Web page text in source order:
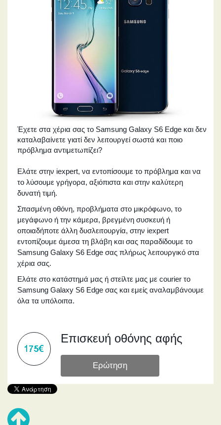
Έχετε στα χέρια σας το Samsung Galaxy S6 Edge και δεν
καταλαβαίνετε γιατί δεν λειτουργεί σωστά και ποιο
πρόβλημα αντιμετωπίζει?
Ελάτε στην iexpert, να εντοπίσουμε το πρόβλημα και να
το λύσουμε γρήγορα, αξιόπιστα και στην καλύτερη
δυνατή τιμή.
Σπασμένη οθόνη, προβλήματα στο μικρόφωνο, το
μεγάφωνο ή την κάμερα, βρεγμένη συσκευή ή
οποιαδήποτε άλλη δυσλειτουργία, στην iexpert
εντοπίζουμε άμεσα τη βλάβη και σας παραδίδουμε το
Samsung Galaxy S6 Edge σας πλήρως λειτουργικό στα
χέρια σας.
Ελάτε στο κατάστημά μας ή στείλτε μας με courier το
Samsung Galaxy S6 Edge σας και εμείς αναλαμβάνουμε
όλα τα υπόλοιπα.
Επισκευή οθόνης αφής